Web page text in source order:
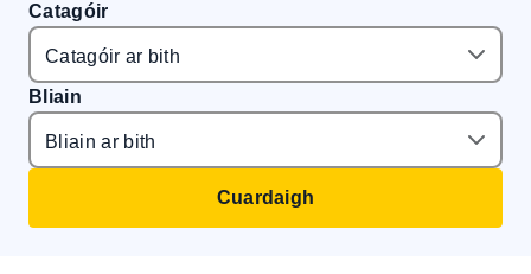
Catagóir
Bliain
Cuardaigh